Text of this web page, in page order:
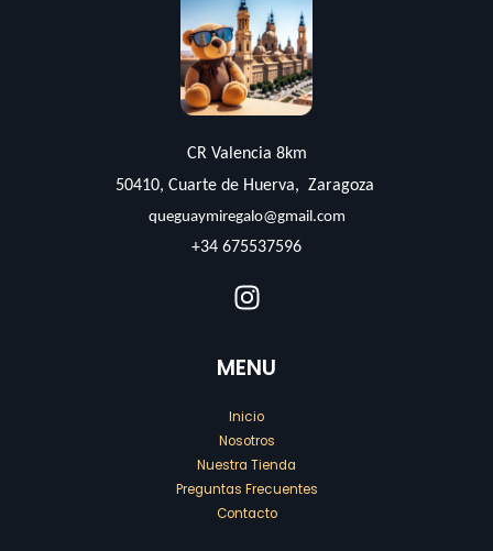
CR Valencia 8km
50410, Cuarte de Huerva, Zaragoza
queguaymiregalo@gmail.com
+34 675537596
MENU
Inicio
Nosotros
Nuestra Tienda
Preguntas Frecuentes
Contacto